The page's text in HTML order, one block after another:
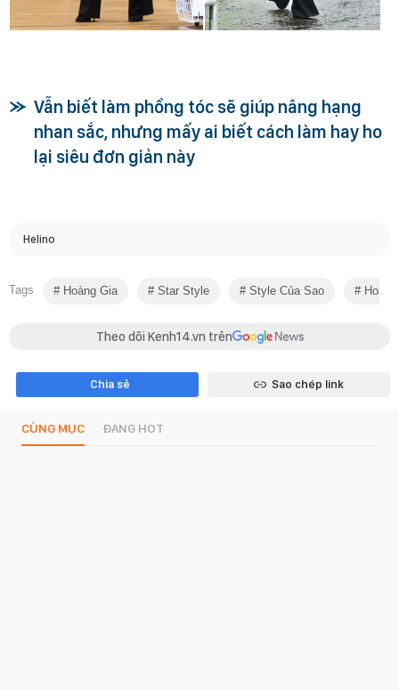
Vẫn biết làm phồng tóc sẽ giúp nâng hạng
nhan sắc, nhưng mấy ai biết cách làm hay ho
lại siêu đơn giản này
Helino
Tags Hoàng Gia Star Style Style Của Sao Hoàng
Theo dõi Kenh14.vn trên
Chia sẻ Sao chép link
CÙNG MỤC ĐANG HOT